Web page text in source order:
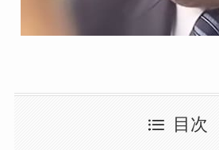
目次